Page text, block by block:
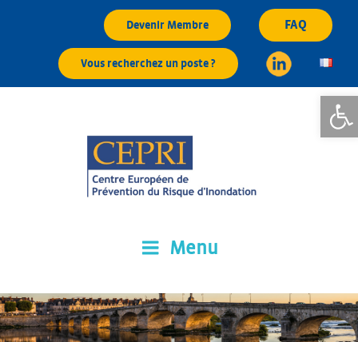
Ouvrir
Devenir Membre FAQ
Vous recherchez un poste ?
Menu